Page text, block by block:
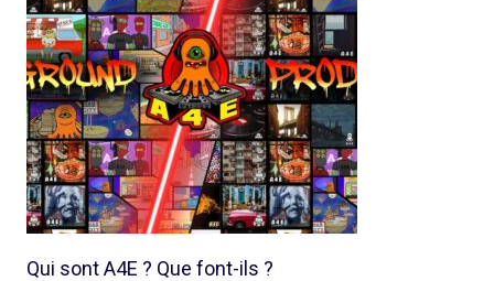
Qui sont A4E ? Que font-ils ?